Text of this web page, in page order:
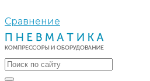
Сравнение